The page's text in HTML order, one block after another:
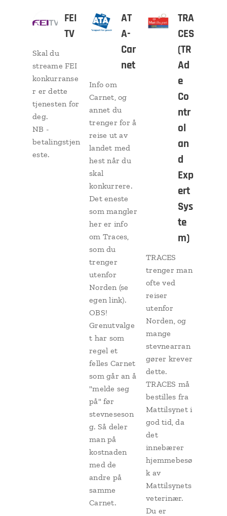
FEI
TV
Skal du
streame FEI
konkurranse
r er dette
tjenesten for
deg.
NB -
betalingstjen
este.
AT
A-
Car
net
Info om
Carnet, og
annet du
trenger for å
reise ut av
landet med
hest når du
skal
konkurrere.
Det eneste
som mangler
her er info
om Traces,
som du
trenger
utenfor
Norden (se
egen link).
OBS!
Grenutvalge
t har som
regel et
felles Carnet
som går an å
"melde seg
på" før
stevneseson
g. Så deler
man på
kostnaden
med de
andre på
samme
Carnet.
TRA
CES
(TR
Ad
e
Co
ntr
ol
an
d
Exp
ert
Sys
te
m)
TRACES
trenger man
ofte ved
reiser
utenfor
Norden, og
mange
stevnearran
gører krever
dette.
TRACES må
bestilles fra
Mattilsynet i
god tid, da
det
innebærer
hjemmebesø
k av
Mattilsynets
veterinær.
Du er